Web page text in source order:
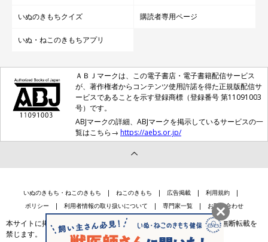
いぬのきもちクイズ 購読者専用ページ
いぬ・ねこのきもちアプリ
ＡＢＪマークは、この電子書店・電子書籍配信サービス
が、著作権者からコンテンツ使用許諾を得た正規版配信サ
ービスであることを示す登録商標（登録番号 第11091003
号）です。
ABJマークの詳細、ABJマークを掲示しているサービスの一
覧はこちら→ https://aebs.or.jp/
いぬのきもち・ねこのきもち ねこのきもち 広告掲載
利用規約
ポリシー
利用者情報の取り扱いについて 専門家一覧 お問い合わせ
本サイトに掲載されている記事・写真・イラスト等のコンテンツの無断転載を
禁じます。